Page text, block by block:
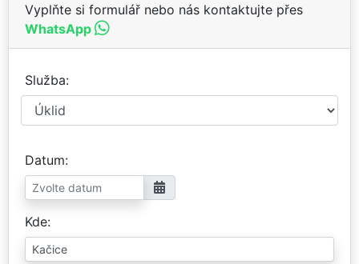
Vyplňte si formulář nebo nás kontaktujte přes
WhatsApp
Služba
Datum
Kde